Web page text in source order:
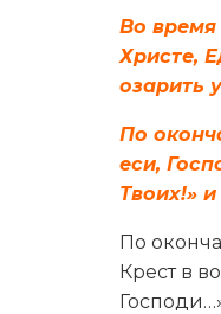
Во время
Христе,
озарить
По
еси,
Твоих!»
По
Крест в